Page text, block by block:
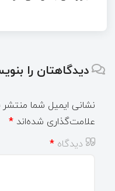
دیدگاهتان را
نشانی ایمیل شما
علامت‌گذاری شده‌اند *
دیدگاه *